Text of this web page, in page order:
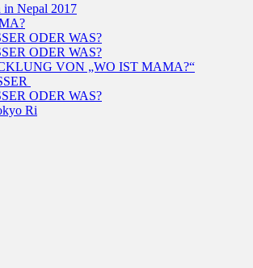
in Nepal 2017
ODER WAS?
ODER WAS?
VON „WO IST MAMA?“
ODER WAS?
Ri